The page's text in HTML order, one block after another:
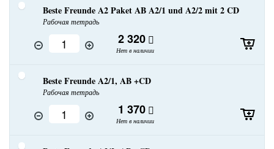
Beste Freunde A2 Paket AB A2/1 und A2/2 mit 2 CD
Рабочая тетрадь
2 320
Нет в наличии
Beste Freunde A2/1, AB +CD
Рабочая тетрадь
1 370
Нет в наличии